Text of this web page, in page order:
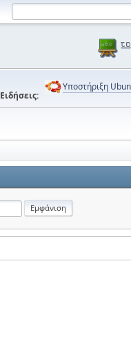
Ειδήσεις:
Υποστήριξη